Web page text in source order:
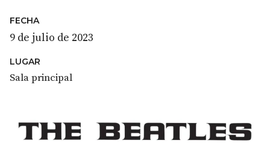
FECHA
9 de julio de 2023
LUGAR
Sala principal